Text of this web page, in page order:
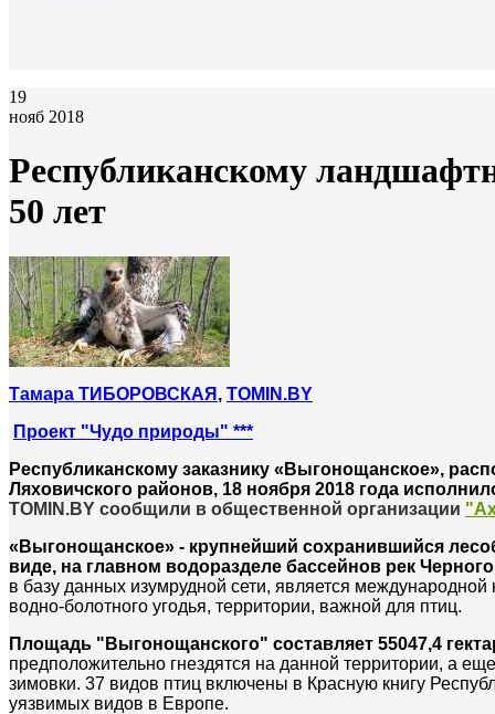
19
нояб 2018
Республиканскому
50 лет
Тамара ТИБОРОВСКАЯ , TOMIN.BY
Проект "Чудо природы" ***
Республиканскому заказнику «Выгонощанское»,
Ляховичского районов, 18 ноября 2018 года
TOMIN.BY сообщили в общественной организации
«Выгонощанское» - крупнейший сохранившийся
виде, на главном водоразделе бассейнов рек
в базу данных изумрудной сети, является
водно-болотного угодья, территории, важной для птиц.
Площадь "Выгонощанского" составляет 55047,4
предположительно гнездятся на данной территории, а
зимовки. 37 видов птиц включены в Красную книгу
уязвимых видов в Европе.